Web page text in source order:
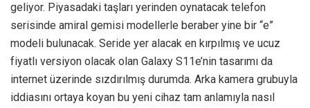
geliyor. Piyasadaki taşları yerinden oynatacak telefon
serisinde amiral gemisi modellerle beraber yine bir “e”
modeli bulunacak. Seride yer alacak en kırpılmış ve ucuz
fiyatlı versiyon olacak olan Galaxy S11e’nin tasarımı da
internet üzerinde sızdırılmış durumda. Arka kamera grubuyla
iddiasını ortaya koyan bu yeni cihaz tam anlamıyla nasıl